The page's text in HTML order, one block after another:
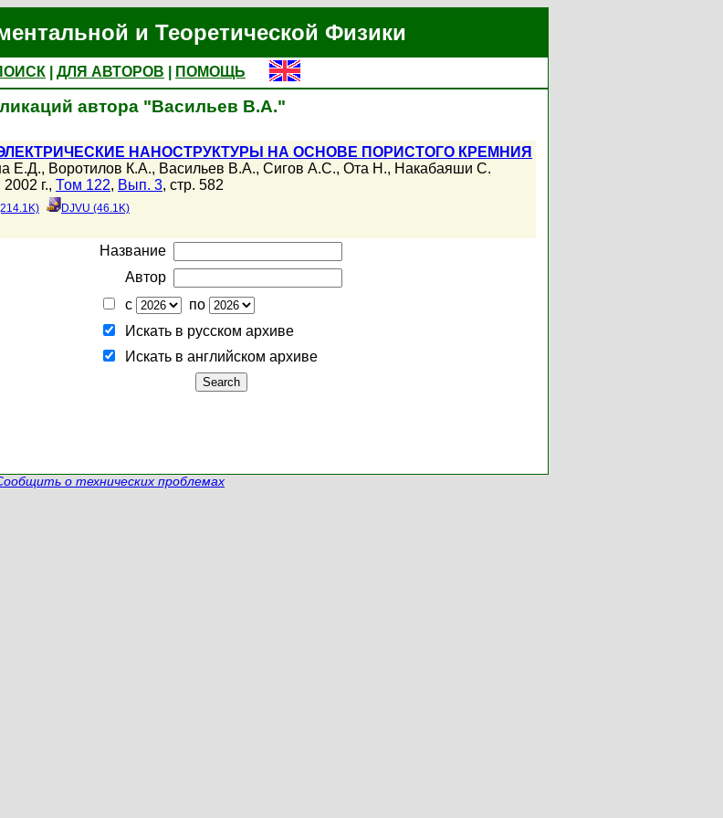
и Теоретической Физики
ДЛЯ АВТОРОВ
ПОМОЩЬ
автора "Васильев В.А."
НАНОСТРУКТУРЫ НА ОСНОВЕ ПОРИСТОГО КРЕМНИЯ
Е.Д., Воротилов К.А., Васильев В.А., Сигов А.С., Ота Н., Накабаяши С.
г., Том 122, Вып. 3, стр. 582
DJVU (46.1K)
Название
Автор
с
по
Искать в русском архиве
Искать в английском архиве
о технических проблемах